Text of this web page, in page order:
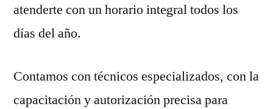
atenderte con un horario integral todos los
días del año.
Contamos con técnicos especializados, con la
capacitación y autorización precisa para